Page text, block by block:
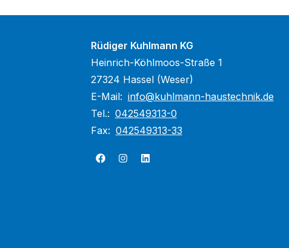
Rüdiger Kuhlmann KG
Heinrich-Köhlmoos-Straße 1
27324 Hassel (Weser)
E-Mail: info@kuhlmann-haustechnik.de
Tel.: 042549313-0
Fax: 042549313-33